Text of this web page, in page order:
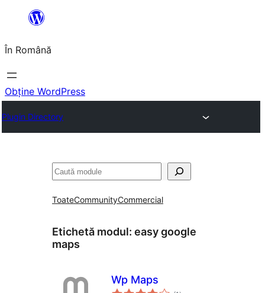
conținut
În Română
Obține WordPress
Plugin Directory
Caută
ToateCommunityCommercial
Etichetă modul: easy google
maps
Wp Maps
total